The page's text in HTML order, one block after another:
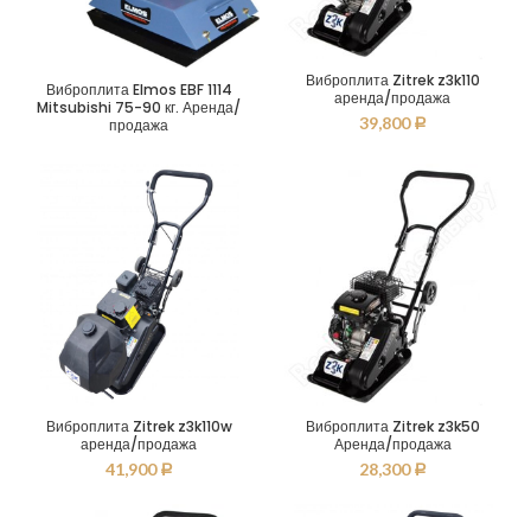
Виброплита Elmos EBF 1114
Mitsubishi 75-90 кг. Аренда/
продажа
Виброплита Zitrek z3k110
аренда/продажа
39,800 Р
Виброплита Zitrek z3k110w
аренда/продажа
41,900 Р
Виброплита Zitrek z3k50
Аренда/продажа
28,300 Р